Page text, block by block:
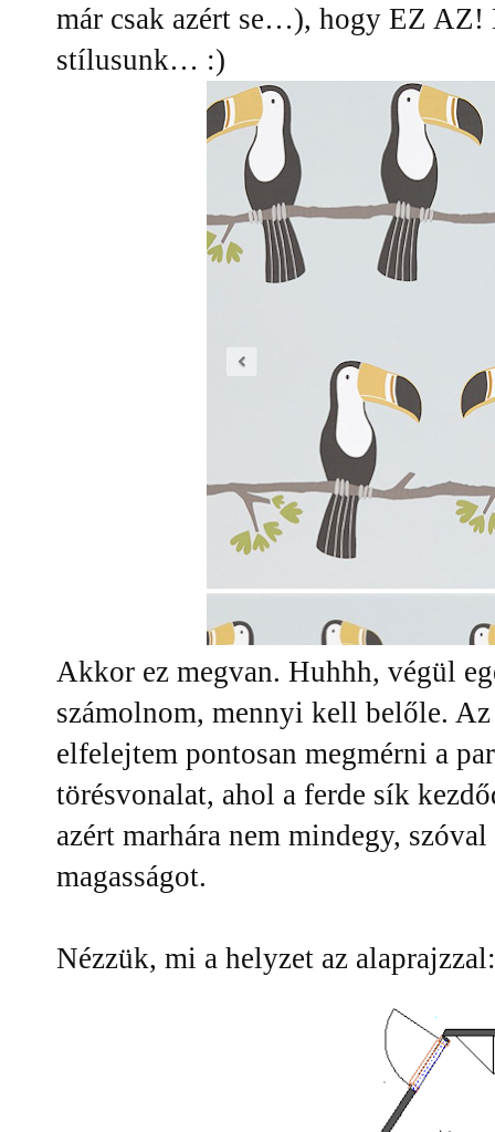
már csak azért se…), hogy EZ AZ!
stílusunk… :)
Akkor ez megvan. Huhhh, végül
számolnom, mennyi kell belőle.
elfelejtem pontosan megmérni a
törésvonalat, ahol a ferde sík
azért marhára nem mindegy,
magasságot.
Nézzük, mi a helyzet az alaprajzzal: